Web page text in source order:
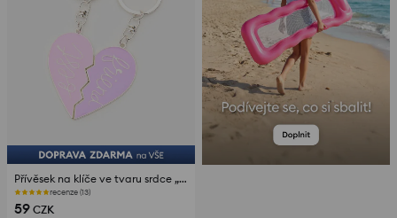
Přívěsek na klíče ve tvaru srdce „Best Friend“
recenze (13)
59 CZK